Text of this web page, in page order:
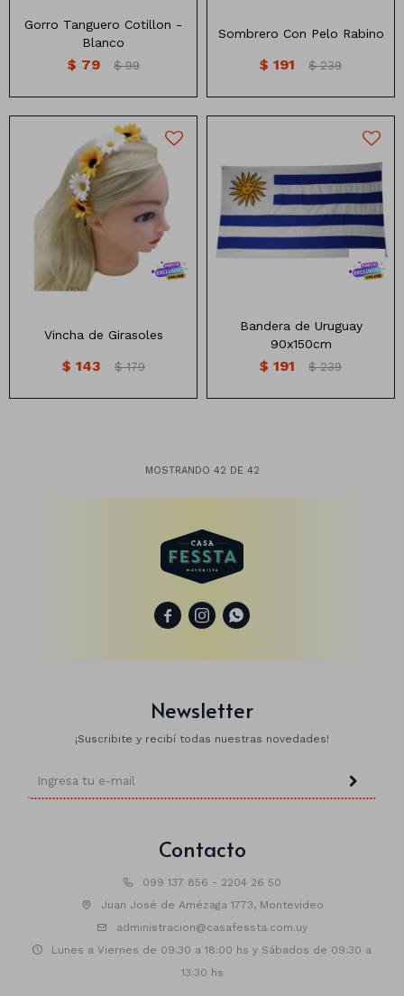
Gorro Tanguero Cotillon -
Blanco
$ 79 $ 99
Sombrero Con Pelo Rabino
$ 191 $ 239
Vincha de Girasoles
$ 143 $ 179
Bandera de Uruguay DE TELA
Medias: 90cm x 150cm
Bandera de Uruguay
90x150cm
$ 191 $ 239
MOSTRANDO 42 DE 42
  
Contacto
099 137 856 - 2204 26 50
Juan José de Amézaga 1773, Montevideo
administracion@casafessta.com.uy
Lunes a Viernes de 09:30 a 18:00 hs y Sábados de 09:30 a
13:30 hs
Newsletter
¡Suscribite y recibí todas nuestras novedades!